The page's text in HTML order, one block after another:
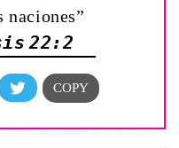
naciones”
22:2